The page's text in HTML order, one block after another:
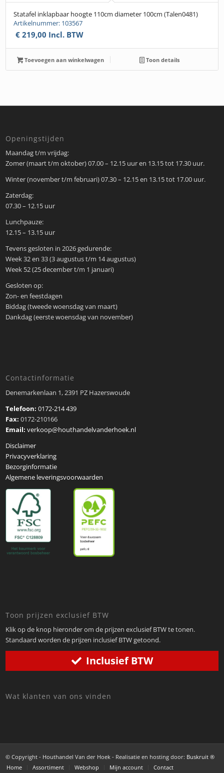
Statafel inklapbaar hoogte 110cm diameter 100cm (Talen0481)
Artikelnummer: 103567
€ 219,00 Incl. BTW
Toevoegen aan winkelwagen Toon details
Openingstijden
Maandag t/m vrijdag:
Zomer (maart t/m oktober) 07.00 – 12.15 uur en 13.15 tot 17.30 uur.
Winter (november t/m februari) 07.30 – 12.15 en 13.15 tot 17.00 uur.
Zaterdag:
07.30 – 12.15 uur
Lunchpauze:
12.15 – 13.15 uur
Tevens gesloten in 2026 gedurende:
Week 32 en 33 (3 augustus t/m 14 augustus)
Week 52 (25 december t/m 1 januari)
Gesloten op:
Zon- en feestdagen
Biddag (tweede woensdag van maart)
Dankdag (eerste woensdag van november)
Contactinformatie
Denemarkenlaan 1, 2391 PZ Hazerswoude
Telefoon:0172-214 439
Fax:0172-210166
Email: verkoop@houthandelvanderhoek.nl
Disclaimer
Privacyverklaring
Bezorginformatie
Algemene leveringsvoorwaarden
Toon prijzen exclusief BTW
Klik op de knop hieronder om de prijzen exclusief BTW te tonen.
Standaard worden de prijzen inclusief BTW getoond.
Inclusief BTW
Wat klanten van ons vinden
© Copyright - Houthandel Van der Hoek - Realisatie en hosting door: Buskruit ®
Home
Assortiment Webshop Mijn account Contact